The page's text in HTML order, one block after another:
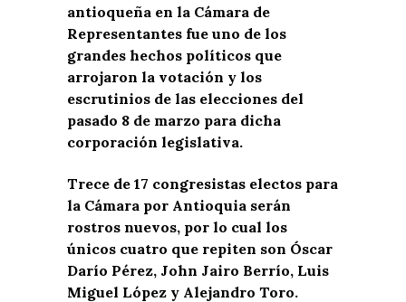
antioqueña en la Cámara de
Representantes fue uno de los
grandes hechos políticos que
arrojaron la votación y los
escrutinios de las elecciones del
pasado 8 de marzo para dicha
corporación legislativa.
Trece de 17 congresistas electos para
la Cámara por Antioquia serán
rostros nuevos, por lo cual los
únicos cuatro que repiten son Óscar
Darío Pérez, John Jairo Berrío, Luis
Miguel López y Alejandro Toro.